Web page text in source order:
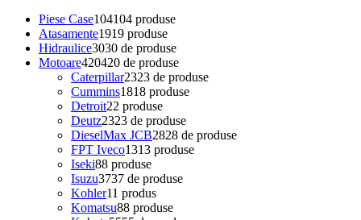
Piese Case104104 produse
Atasamente1919 produse
Hidraulice3030 de produse
Motoare420420 de produse
Caterpillar2323 de produse
Cummins1818 produse
Detroit22 produse
Deutz2323 de produse
DieselMax JCB2828 de produse
FPT Iveco1313 produse
Iseki88 produse
Isuzu3737 de produse
Kohler11 produs
Komatsu88 produse